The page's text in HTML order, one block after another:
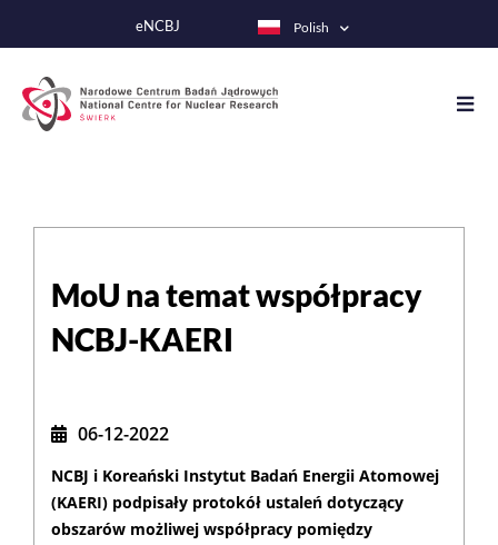
do
eNCBJ Polish
MoU na temat współpracy
NCBJ-KAERI
06-12-2022
NCBJ i Koreański Instytut Badań Energii Atomowej
(KAERI) podpisały protokół ustaleń dotyczący
obszarów możliwej współpracy pomiędzy